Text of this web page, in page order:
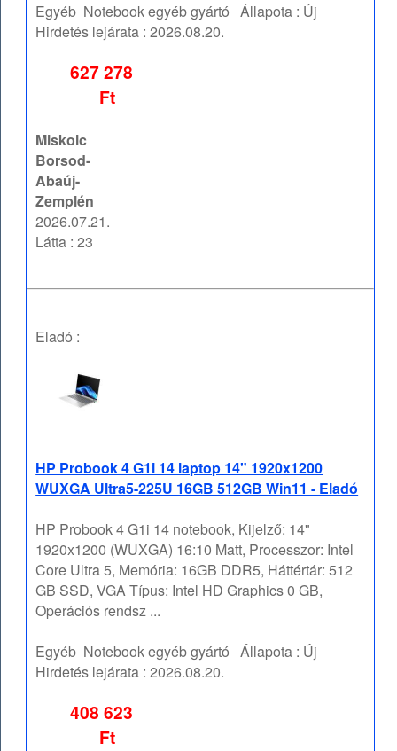
Egyéb Notebook egyéb gyártó Állapota : Új
Hirdetés lejárata :2026.08.20.
627 278
Ft
Miskolc
Borsod-
Abaúj-
Zemplén
2026.07.21.
Látta : 23
Eladó :
HP Probook 4 G1i 14 laptop 14" 1920x1200
WUXGA Ultra5-225U 16GB 512GB Win11 - Eladó
HP Probook 4 G1i 14 notebook, Kijelző: 14"
1920x1200 (WUXGA) 16:10 Matt, Processzor: Intel
Core Ultra 5, Memória: 16GB DDR5, Háttértár: 512
GB SSD, VGA Típus: Intel HD Graphics 0 GB,
Operációs rendsz ...
Egyéb Notebook egyéb gyártó Állapota : Új
Hirdetés lejárata :2026.08.20.
408 623
Ft